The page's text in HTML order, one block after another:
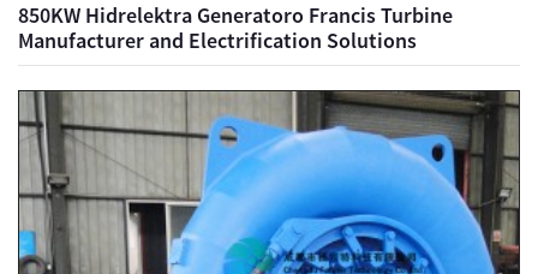
850KW Hidrelektra Generatoro Francis Turbine
Manufacturer and Electrification Solutions